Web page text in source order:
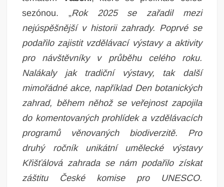
sezónou. „Rok 2025 se zařadil mezi
nejúspěšnější v historii zahrady. Poprvé se
podařilo zajistit vzdělávací výstavy a aktivity
pro návštěvníky v průběhu celého roku.
Nalákaly jak tradiční výstavy, tak další
mimořádné akce, například Den botanických
zahrad, během něhož se veřejnost zapojila
do komentovaných prohlídek a vzdělávacích
programů věnovaných biodiverzitě. Pro
druhý ročník unikátní umělecké výstavy
Křišťálová zahrada se nám podařilo získat
záštitu České komise pro UNESCO.